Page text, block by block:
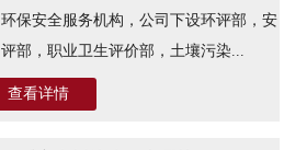
环保安全服务机构，公司下设环评部，安
评部，职业卫生评价部，土壤污染...
查看详情